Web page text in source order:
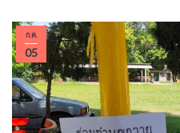
ก.ค.
05